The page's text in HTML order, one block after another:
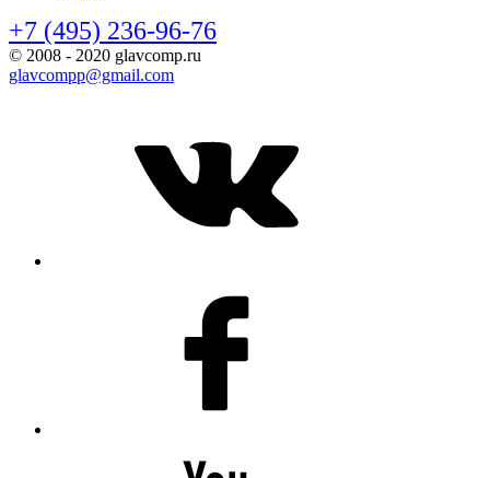
+7 (495) 236-96-76
© 2008 - 2020 glavcomp.ru
glavcompp@gmail.com